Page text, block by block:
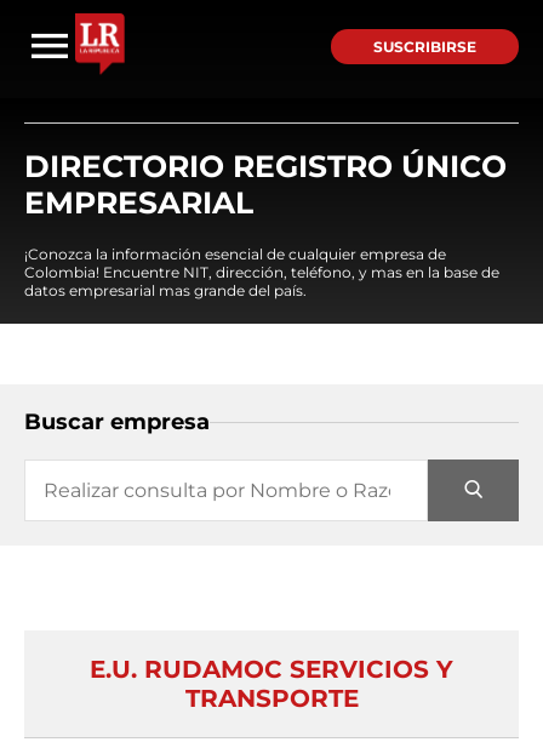
SUSCRIBIRSE
DIRECTORIO REGISTRO ÚNICO
EMPRESARIAL
¡Conozca la información esencial de cualquier empresa de
Colombia! Encuentre NIT, dirección, teléfono, y mas en la base de
datos empresarial mas grande del país.
Buscar empresa
E.U. RUDAMOC SERVICIOS Y
TRANSPORTE